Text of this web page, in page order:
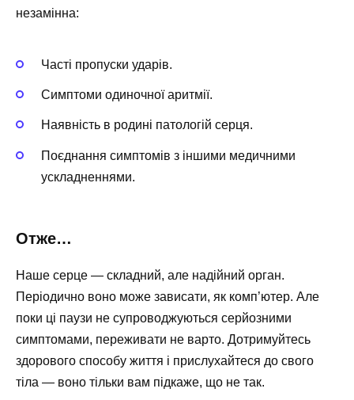
незамінна:
Часті пропуски ударів.
Симптоми одиночної аритмії.
Наявність в родині патологій серця.
Поєднання симптомів з іншими медичними
ускладненнями.
Отже…
Наше серце — складний, але надійний орган.
Періодично воно може зависати, як комп’ютер. Але
поки ці паузи не супроводжуються серйозними
симптомами, переживати не варто. Дотримуйтесь
здорового способу життя і прислухайтеся до свого
тіла — воно тільки вам підкаже, що не так.